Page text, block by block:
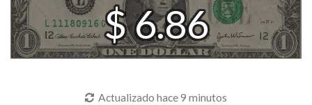
$ 6.86
Actualizado hace 9 minutos